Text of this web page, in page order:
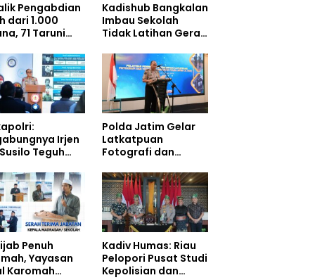
Pengabdian
dari 1.000
71 Taruni
Siswa
Rakyat
Kadishub Bangkalan
Imbau Sekolah
Tidak Latihan Gerak
Irjen
Teguh
Jejaring
Pusat
Kepolisian
Polda Jatim Gelar
Latkatpuan
Fotografi dan
Tingkatkan
Kompetensi
Personel di Era
Digital
Penuh
Yayasan
Karomah
Kadiv Humas: Riau
Pelopori Pusat Studi
Kepolisian dan